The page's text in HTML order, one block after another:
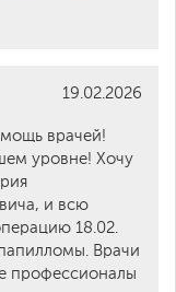
19.02.2026
врачей!
уровне! Хочу
и всю
18.02.
Врачи
профессионалы